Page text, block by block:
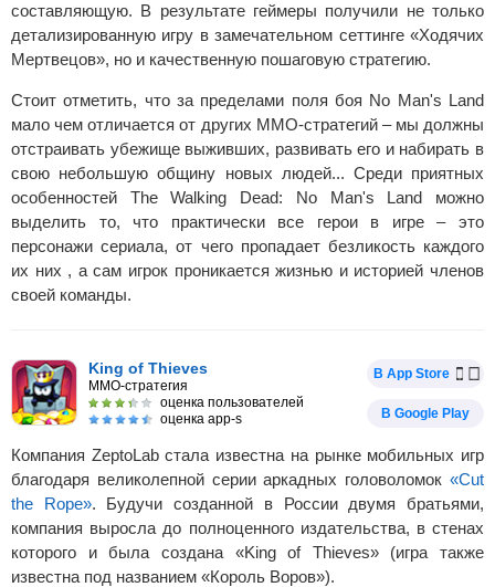
составляющую. В результате геймеры получили не только
детализированную игру в замечательном сеттинге «Ходячих
Мертвецов», но и качественную пошаговую стратегию.
Стоит отметить, что за пределами поля боя No Man's Land
мало чем отличается от других MMO-стратегий – мы должны
отстраивать убежище выживших, развивать его и набирать в
свою небольшую общину новых людей... Среди приятных
особенностей The Walking Dead: No Man's Land можно
выделить то, что практически все герои в игре – это
персонажи сериала, от чего пропадает безликость каждого
их них , а сам игрок проникается жизнью и историей членов
своей команды.
King of Thieves
MMO-стратегия
оценка пользователей
оценка app-s
В App Store
В Google Play
Компания ZeptoLab стала известна на рынке мобильных игр
благодаря великолепной серии аркадных головоломок «Cut
the Rope». Будучи созданной в России двумя братьями,
компания выросла до полноценного издательства, в стенах
которого и была создана «King of Thieves» (игра также
известна под названием «Король Воров»).